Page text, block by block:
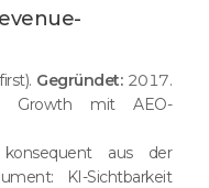
Gegründet:2017.
mit AEO-
aus der
KI-Sichtbarkeit